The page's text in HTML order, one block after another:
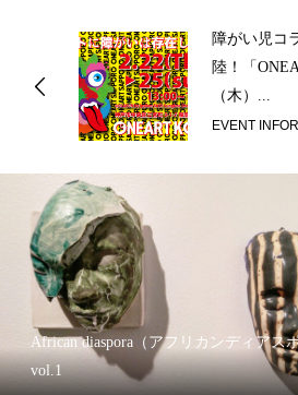
障がい児コ
陸！「
（木）...
EVENT
African diaspora（アフリカンディアス
vol.1